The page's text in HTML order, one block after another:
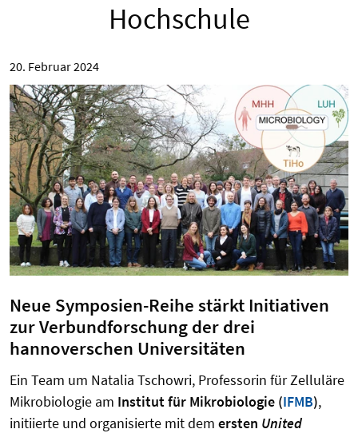
Hochschule
20. Februar 2024
Neue Symposien-Reihe stärkt Initiativen
zur Verbundforschung der drei
hannoverschen Universitäten
Ein Team um Natalia Tschowri, Professorin für Zelluläre
Mikrobiologie am Institut für Mikrobiologie (IFMB),
initiierte und organisierte mit dem ersten United